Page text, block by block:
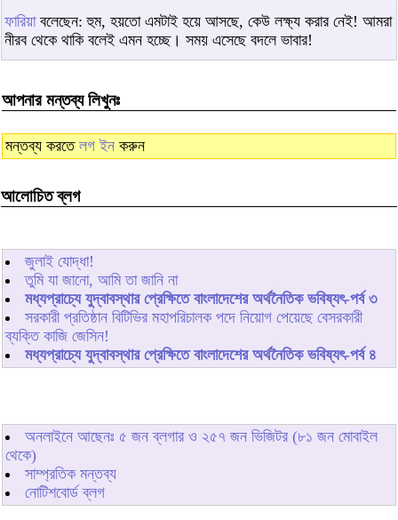
ফারিয়াবলেছেন: হুম, হয়তো এমটাই হয়ে আসছে, কেউ লক্ষ্য করার নেই! আমরা
নীরব থেকে থাকি বলেই এমন হচ্ছে। সময় এসেছে বদলে ভাবার!
আপনার মন্তব্য লিখুনঃ
মন্তব্য করতে লগ ইন করুন
আলোচিত ব্লগ
জুলাই যোদ্ধা!
তুমি যা জানো, আমি তা জানি না
মধ্যপ্রাচ্যে যুদ্বাবস্থার প্রেক্ষিতে বাংলাদেশের অর্থনৈতিক ভবিষ্যৎ-পর্ব ৩
সরকারী প্রতিষ্ঠান বিটিভির মহাপরিচালক পদে নিয়োগ পেয়েছে বেসরকারী
ব্যক্তি কাজি জেসিন!
মধ্যপ্রাচ্যে যুদ্বাবস্থার প্রেক্ষিতে বাংলাদেশের অর্থনৈতিক ভবিষ্যৎ-পর্ব ৪
অনলাইনে আছেনঃ ৫ জন ব্লগার ও ২৫৭ জন ভিজিটর (৮১ জন মোবাইল
থেকে)
সাম্প্রতিক মন্তব্য
নোটিশবোর্ড ব্লগ